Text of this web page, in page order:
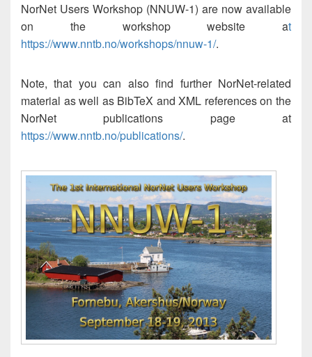
NorNet Users Workshop (NNUW-1) are now available
on the workshop website at
https://www.nntb.no/workshops/nnuw-1/.
Note, that you can also find further NorNet-related
material as well as BibTeX and XML references on the
NorNet publications page at
https://www.nntb.no/publications/.